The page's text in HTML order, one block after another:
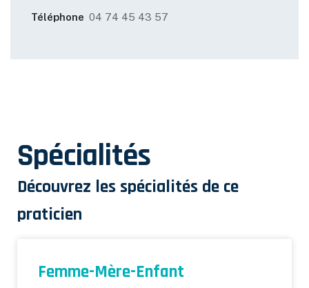
Téléphone 04 74 45 43 57
Spécialités
Découvrez les spécialités de ce
praticien
Femme-Mère-Enfant